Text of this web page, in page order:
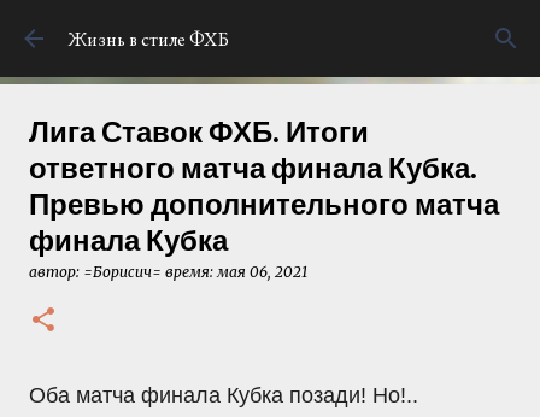
К основному контенту
Жизнь в стиле ФХБ
Лига Ставок ФХБ. Итоги
ответного матча финала Кубка.
Превью дополнительного матча
финала Кубка
автор: =Борисич= время:мая 06, 2021
Оба матча финала Кубка позади! Но!..